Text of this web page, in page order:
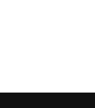
a Pescara
diversi,